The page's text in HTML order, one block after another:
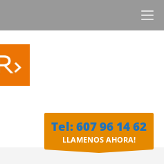
Tel: 607 96 14 62
LLAMENOS AHORA!